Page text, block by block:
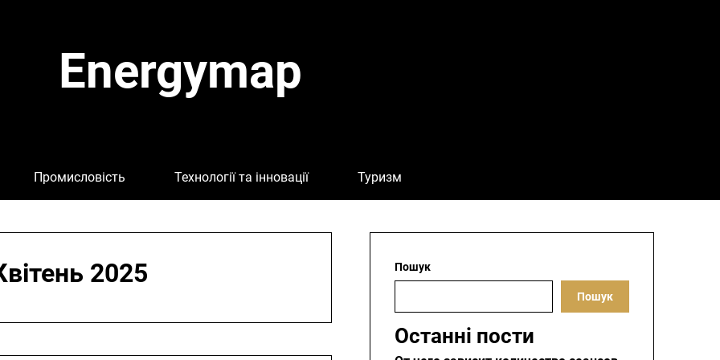
Energymap
Промисловість Технології та інновації Туризм
2025 Пошук
Пошук
Останні пости